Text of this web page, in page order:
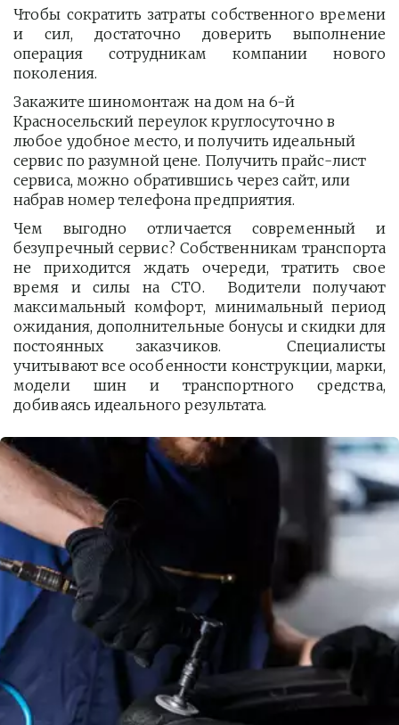
Чтобы сократить затраты собственного времени
и сил, достаточно доверить выполнение
операция сотрудникам компании нового
поколения.
Закажите шиномонтаж на дом на 6-й
Красносельский переулок круглосуточно в
любое удобное место, и получить идеальный
сервис по разумной цене. Получить прайс-лист
сервиса, можно обратившись через сайт, или
набрав номер телефона предприятия.
Чем выгодно отличается современный и
безупречный сервис? Собственникам транспорта
не приходится ждать очереди, тратить свое
время и силы на СТО. Водители получают
максимальный комфорт, минимальный период
ожидания, дополнительные бонусы и скидки для
постоянных заказчиков. Специалисты
учитывают все особенности конструкции, марки,
модели шин и транспортного средства,
добиваясь идеального результата.